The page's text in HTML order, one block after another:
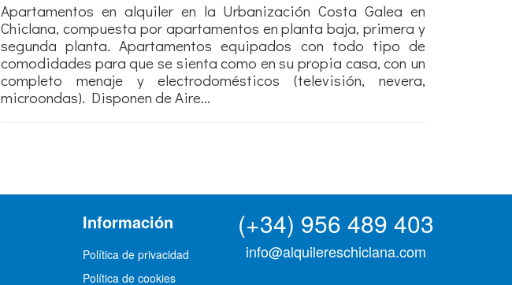
Apartamentos en alquiler en la Urbanización Costa Galea en
Chiclana, compuesta por apartamentos en planta baja, primera y
segunda planta. Apartamentos equipados con todo tipo de
comodidades para que se sienta como en su propia casa, con un
completo menaje y electrodomésticos (televisión, nevera,
microondas). Disponen de Aire...
Información
Política de privacidad
Política de cookies
(+34) 956 489 403
info@alquilereschiclana.com